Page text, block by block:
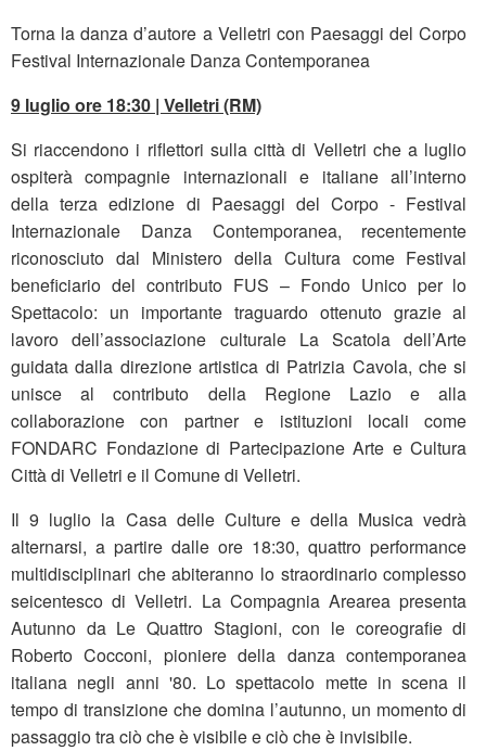
Torna la danza d’autore a Velletri con Paesaggi del Corpo
Festival Internazionale Danza Contemporanea
9 luglio ore 18:30 | Velletri (RM)
Si riaccendono i riflettori sulla città di Velletri che a luglio
ospiterà compagnie internazionali e italiane all’interno
della terza edizione di Paesaggi del Corpo - Festival
Internazionale Danza Contemporanea, recentemente
riconosciuto dal Ministero della Cultura come Festival
beneficiario del contributo FUS – Fondo Unico per lo
Spettacolo: un importante traguardo ottenuto grazie al
lavoro dell’associazione culturale La Scatola dell’Arte
guidata dalla direzione artistica di Patrizia Cavola, che si
unisce al contributo della Regione Lazio e alla
collaborazione con partner e istituzioni locali come
FONDARC Fondazione di Partecipazione Arte e Cultura
Città di Velletri e il Comune di Velletri.
Il 9 luglio la Casa delle Culture e della Musica vedrà
alternarsi, a partire dalle ore 18:30, quattro performance
multidisciplinari che abiteranno lo straordinario complesso
seicentesco di Velletri. La Compagnia Arearea presenta
Autunno da Le Quattro Stagioni, con le coreografie di
Roberto Cocconi, pioniere della danza contemporanea
italiana negli anni '80. Lo spettacolo mette in scena il
tempo di transizione che domina l’autunno, un momento di
passaggio tra ciò che è visibile e ciò che è invisibile.